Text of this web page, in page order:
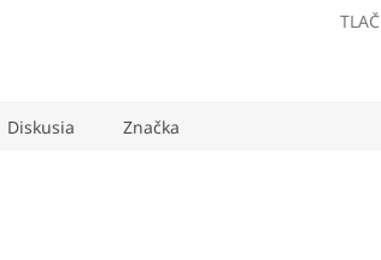
TLAČ
Diskusia Značka